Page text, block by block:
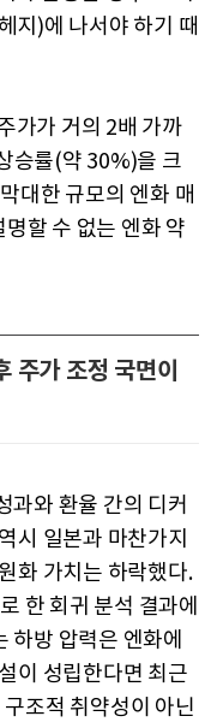
지)에 나서야 하기 때
가가 거의 2배 가까
승률(약 30%)을 크
대한 규모의 엔화 매
할 수 없는 엔화 약
주가 조정 국면이
과와 환율 간의 디커
시 일본과 마찬가지
화 가치는 하락했다.
한 회귀 분석 결과에
하방 압력은 엔화에
이 성립한다면 최근
조적 취약성이 아닌